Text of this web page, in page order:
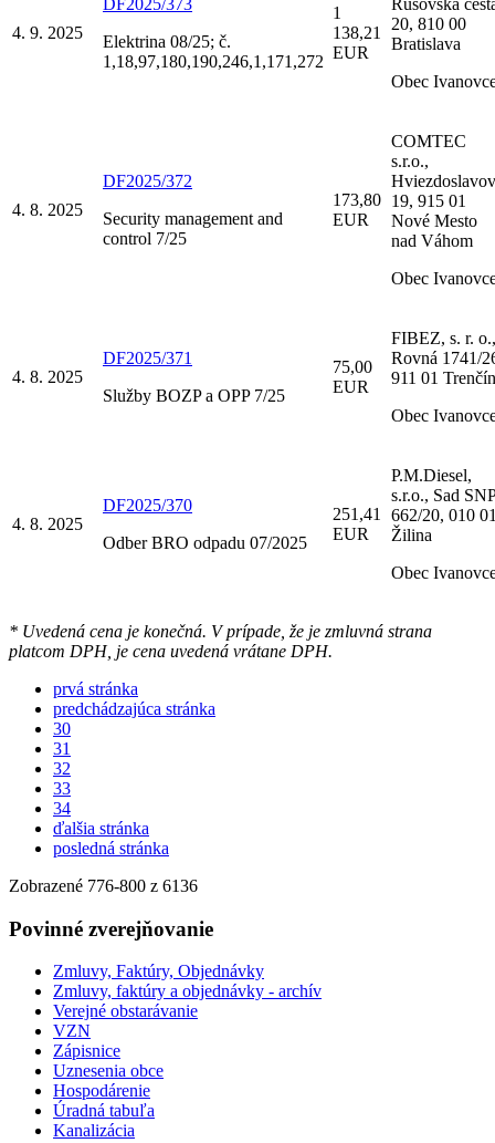
4. 9. 2025
Elektrina 08/25; č.
1,18,97,180,190,246,1,171,272
1
138,21
EUR
20, 810 00
Bratislava
Obec
4. 8. 2025
DF2025/372
Security management and
control 7/25
173,80
EUR
COMTEC
s.r.o.,
19, 915 01
Nové Mesto
nad Váhom
Obec
4. 8. 2025
DF2025/371
Služby BOZP a OPP 7/25
75,00
EUR
FIBEZ, s. r. o.,
Rovná 1741/
911 01 Trenčín
Obec
4. 8. 2025
DF2025/370
Odber BRO odpadu 07/2025
251,41
EUR
P.M.Diesel,
s.r.o., Sad SNP
662/20, 010
Žilina
Obec
* Uvedená cena je konečná. V prípade, že je zmluvná strana
platcom DPH, je cena uvedená vrátane DPH.
prvá stránka
predchádzajúca stránka
30
31
32
33
34
ďalšia stránka
posledná stránka
Zobrazené 776-800 z 6136
Povinné zverejňovanie
Zmluvy, Faktúry, Objednávky
Zmluvy, faktúry a objednávky - archív
Verejné obstarávanie
VZN
Zápisnice
Uznesenia obce
Hospodárenie
Úradná tabuľa
Kanalizácia